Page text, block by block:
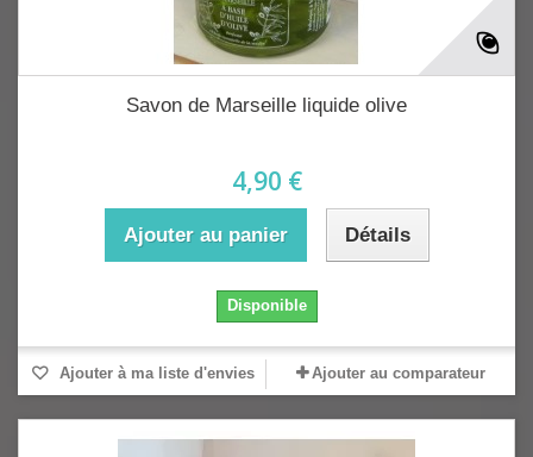
Savon de Marseille liquide olive
4,90 €
Ajouter au panier Détails
Disponible
Ajouter à ma liste d'envies Ajouter au comparateur